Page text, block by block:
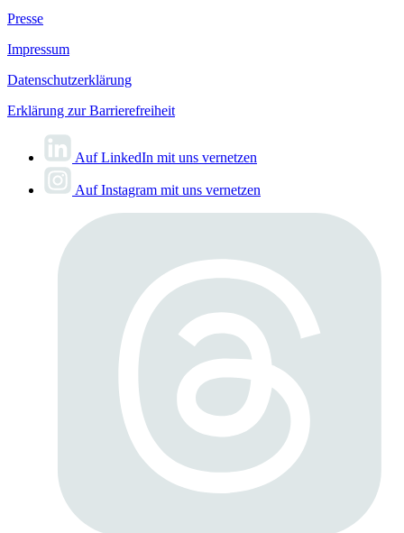
Presse
Impressum
Datenschutzerklärung
Erklärung zur Barrierefreiheit
Auf LinkedIn mit uns vernetzen
Auf Instagram mit uns vernetzen